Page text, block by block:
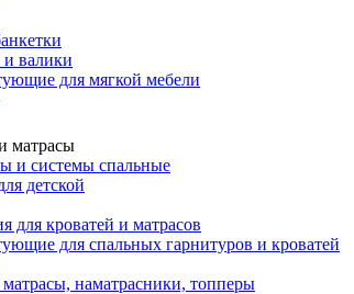
валики
для мягкой мебели
матрасы
и системы спальные
детской
для кроватей и матрасов
для спальных гарнитуров и кроватей
наматрасники, топперы